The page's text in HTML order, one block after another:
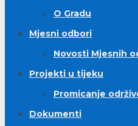
O Gradu
Mjesni odbori
Novosti Mjesnih
Projekti u tijeku
Promicanje
Dokumenti